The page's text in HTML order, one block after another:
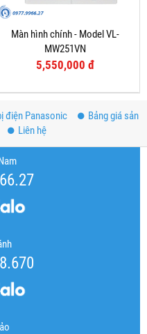
Màn hình chính - Model VL-
MW251VN
5,550,000 đ
điện Panasonic
Bảng giá sản
Liên hệ